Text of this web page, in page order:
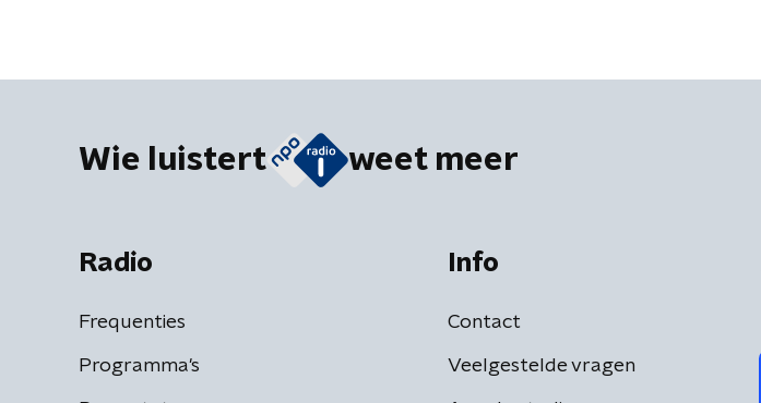
Wie luistert weet meer
Radio
Frequenties
Programma's
Info
Contact
Veelgestelde vragen